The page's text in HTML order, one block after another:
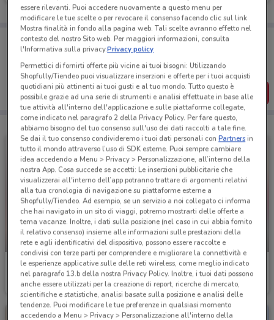
Porta DoveConviene sempre con te!
Puoi trovare le migliori offerte dei negozi vicino a te,
dal tuo cellulare.
SCARICA L’APP
-5 GIORNI
Giocheria
Scade mercoledì 17 km
Giocheria
Scade mercoledì
essere rilevanti. Puoi accedere nuovamente a questo menu per
modificare le tue scelte o per revocare il consenso facendo clic sul link
Mostra finalità in fondo alla pagina web. Tali scelte avranno effetto nel
contesto del nostro Sito web. Per maggiori informazioni, consulta
l'Informativa sulla privacy.Privacy policy
Permettici di fornirti offerte più vicine ai tuoi bisogni: Utilizzando
Shopfully/Tiendeo puoi visualizzare inserzioni e offerte per i tuoi acquisti
quotidiani più attinenti ai tuoi gusti e al tuo mondo. Tutto questo è
possibile grazie ad una serie di strumenti e analisi effettuate in base alle
tue attività all'interno dell'applicazione e sulle piattaforme collegate,
come indicato nel paragrafo 2 della Privacy Policy. Per fare questo,
abbiamo bisogno del tuo consenso sull'uso dei dati raccolti a tale fine.
Se dai il tuo consenso condivideremo i tuoi dati personali conPartnersin
tutto il mondo attraverso l’uso di SDK esterne. Puoi sempre cambiare
idea accedendo a Menu > Privacy > Personalizzazione, all’interno della
nostra App. Cosa succede se accetti: Le inserzioni pubblicitarie che
visualizzerai all'interno dell’app potranno trattare di argomenti relativi
alla tua cronologia di navigazione su piattaforme esterne a
Shopfully/Tiendeo. Ad esempio, se un servizio a noi collegato ci informa
che hai navigato in un sito di viaggi, potremo mostrarti delle offerte a
tema vacanze. Inoltre, i dati sulla posizione (nel caso in cui abbia fornito
il relativo consenso) insieme alle informazioni sulle prestazioni della
rete e agli identificativi del dispositivo, possono essere raccolte e
condivisi con terze parti per comprendere e migliorare la connettività e
le esperienze applicative sulle delle reti wireless, come meglio indicato
nel paragrafo 13.b della nostra Privacy Policy. Inoltre, i tuoi dati possono
anche essere utilizzati per la creazione di report, ricerche di mercato,
scientifiche e statistiche, analisi basate sulla posizione e analisi delle
tendenze. Puoi modificare le tue preferenze in qualsiasi momento
accedendo a Menu > Privacy > Personalizzazione all'interno della